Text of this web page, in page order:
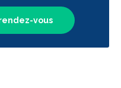
vous